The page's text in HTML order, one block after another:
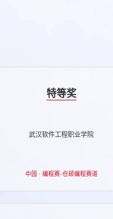
特等奖
武汉软件工程职业学院
中国 · 编程赛-仓颉编程赛道